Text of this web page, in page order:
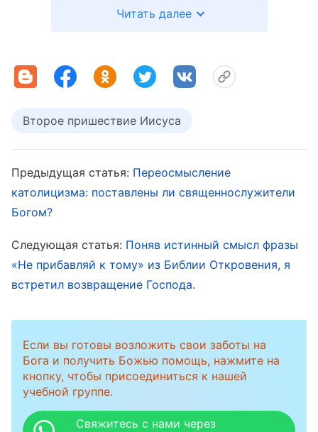
Восточной Молнии вас увести».
Когда я услышала, что Восточная молния
свидетельствует о том, что Господь уже
на протяжении многих лет верили в Господа,
приняли это, я удивилась и подумала: «Может
Господь действительно вернулся? Эти
проповедники уже много лет верят в Господа
и понимают Библию. У них есть собственное
мнение и голова на плечах, и им было нелегко
принять Восточную Молнию. Похоже, что
Восточная Молния обладает некой истиной,
ли мы встретить Господа, если будем делать
то, что он говорит?Господь Иисуссказал:
Просите, и дано будет вам; ищите, и
найдете; стучите, и отворят вам
Читать далее
Второе пришествие Иисуса
Предыдущая статья: Переосмысление
католицизма: поставлены ли священнослужители
Богом?
Следующая статья: Поняв истинный смысл фразы
«Не прибавляй к тому» из Библии Откровения, я
встретил возвращение Господа.
Если вы готовы возложить свои заботы на
Бога и получить Божью помощь, нажмите на
кнопку, чтобы присоединиться к нашей
учебной группе.
Свяжитесь с нами через